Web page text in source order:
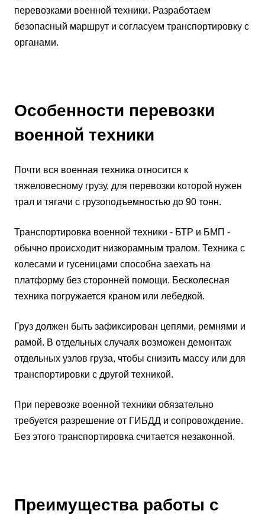
перевозками военной техники. Разработаем
безопасный маршрут и согласуем транспортировку с
органами.
Особенности перевозки
военной техники
Почти вся военная техника относится к
тяжеловесному грузу, для перевозки которой нужен
трал и тягачи с грузоподъемностью до 90 тонн.
Транспортировка военной техники - БТР и БМП -
обычно происходит низкорамным тралом. Техника с
колесами и гусеницами способна заехать на
платформу без сторонней помощи. Бесколесная
техника погружается краном или лебедкой.
Груз должен быть зафиксирован цепями, ремнями и
рамой. В отдельных случаях возможен демонтаж
отдельных узлов груза, чтобы снизить массу или для
транспортировки с другой техникой.
При перевозке военной техники обязательно
требуется разрешение от ГИБДД и сопровождение.
Без этого транспортировка считается незаконной.
Преимущества работы с